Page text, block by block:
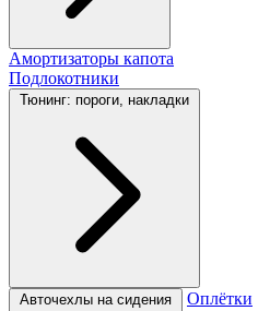
Амортизаторы капота
Подлокотники
Тюнинг: пороги, накладки
Авточехлы на сидения Оплётки